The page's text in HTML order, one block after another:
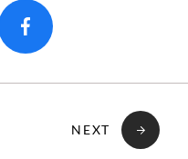
NEXT